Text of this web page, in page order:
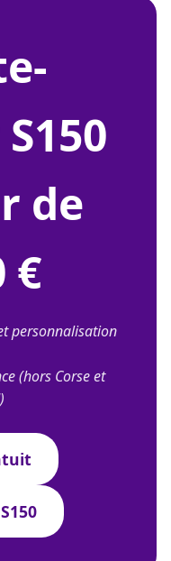
de
€
personnalisation
(hors Corse et